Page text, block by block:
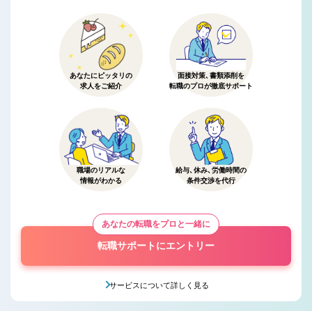
あなたにピッタリの
求人をご紹介
面接対策、書類添削を
転職のプロが徹底サポート
職場のリアルな
情報がわかる
給与、休み、労働時間の
条件交渉を代行
あなたの転職をプロと一緒に
転職サポートにエントリー
サービスについて詳しく見る